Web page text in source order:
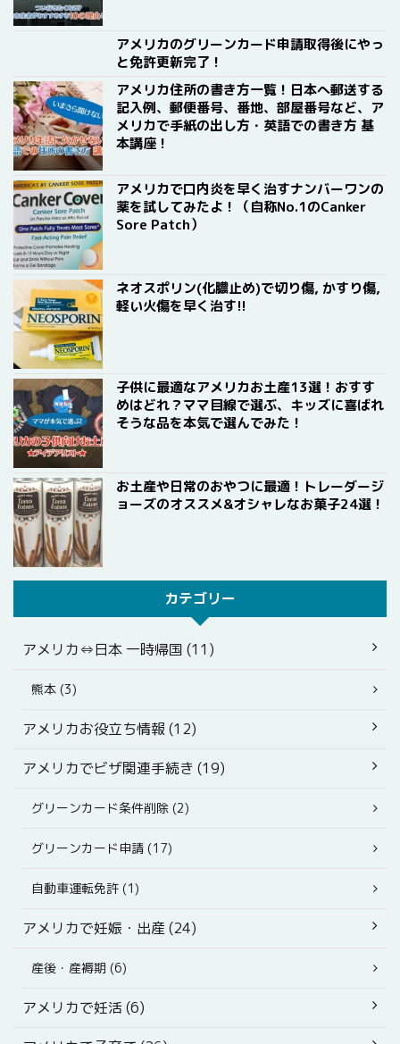
アメリカのグリーンカード申請取得後にやっ
と免許更新完了！
アメリカ住所の書き方一覧！日本へ郵送する
記入例、郵便番号、番地、部屋番号など、ア
メリカで手紙の出し方・英語での書き方 基
本講座！
アメリカで口内炎を早く治すナンバーワンの
薬を試してみたよ！（自称No.1のCanker
Sore Patch）
ネオスポリン(化膿止め)で切り傷, かすり傷,
軽い火傷を早く治す!!
子供に最適なアメリカお土産13選！おすす
めはどれ？ママ目線で選ぶ、キッズに喜ばれ
そうな品を本気で選んでみた！
お土産や日常のおやつに最適！トレーダージ
ョーズのオススメ&オシャレなお菓子24選！
カテゴリー
アメリカ⇔日本 一時帰国 (11)
熊本 (3)
アメリカお役立ち情報 (12)
アメリカでビザ関連手続き (19)
グリーンカード条件削除 (2)
グリーンカード申請 (17)
自動車運転免許 (1)
アメリカで妊娠・出産 (24)
産後・産褥期 (6)
アメリカで妊活 (6)